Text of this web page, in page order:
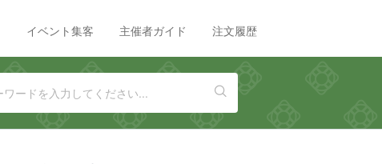
イベント集客 主催者ガイド 注文履歴